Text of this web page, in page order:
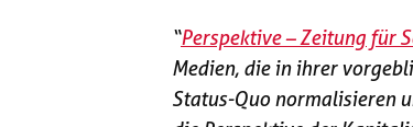
“Perspektive – Zeitung für
Medien, die in ihrer
Status-Quo normalisieren